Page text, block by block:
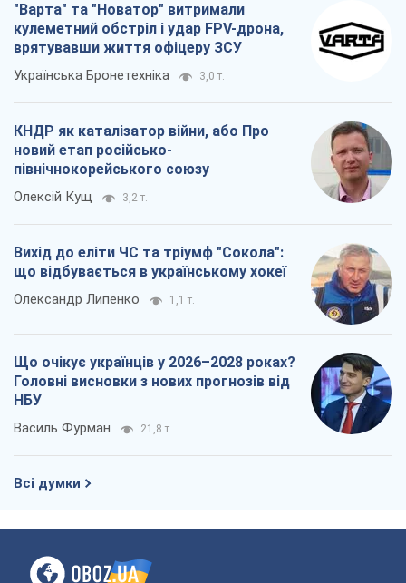
"Варта" та "Новатор" витримали
кулеметний обстріл і удар FPV-дрона,
врятувавши життя офіцеру ЗСУ
Українська Бронетехніка 3,0 т.
КНДР як каталізатор війни, або Про
новий етап російсько-
північнокорейського союзу
Олексій Кущ 3,2 т.
Вихід до еліти ЧС та тріумф "Сокола":
що відбувається в українському хокеї
Олександр Липенко 1,1 т.
Що очікує українців у 2026–2028 роках?
Головні висновки з нових прогнозів від
НБУ
Василь Фурман 21,8 т.
Всі думки